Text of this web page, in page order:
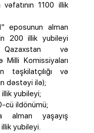
1100 illik
eposunun alman
200 illik yubileyi
və
Milli Komissiyaları
təşkilatçılığı və
dəstəyi ilə);
yubileyi;
cü ildönümü;
yaşayış
illik yubileyi.